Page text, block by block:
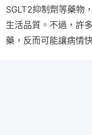
SGLT2抑制劑等藥物
生活品質。不過，許
藥，反而可能讓病情